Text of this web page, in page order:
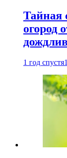
Тайная
огород
1 год спустя